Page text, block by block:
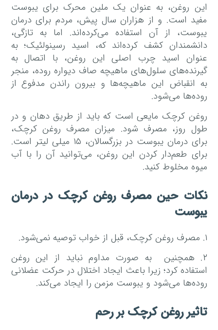
این روغن، به عنوان یک ملین محرک برای یبوست
مفید است. و از هزاران سال پیش، مردم برای درمان
یبوست، از آن استفاده می‌کرده‌اند. اما به تازگی،
دانشمندان کشف کرده‌اند که، اسید رسینولئیک؛ به
عنوان اسید چرب اصلی این روغن، با اتصال به
گیرنده‌های سلول‌های ماهیچه صاف دیواره روده، منجر
به انقباض این ماهیچه‌ها و بیرون راندن مدفوع از
روده‌ها می‌شود.
روغن کرچک مایعی است که باید از طریق دهان و در
طول روز، مصرف شود. میزان مصرف روغن کرچک،
برای درمان یبوست در بزرگسالان، ۱۵ میلی لیتر است.
برای طعم‌دار کردن این روغن، می‌توانید آن را با آب
میوه مخلوط کنید.
نکات حین مصرف روغن کرچک در درمان
یبوست
۱. مصرف روغن کرچک، قبل از خواب توصیه نمی‌شود.
۲. همچنین به صورت مداوم نباید از این روغن
استفاده کرد؛ زیرا باعث ایجاد اختلال در حرکت عضلانی
روده‌ها می‌شود و یبوست مزمن را ایجاد می‌کند.
تاثیر روغن کرچک بر رحم